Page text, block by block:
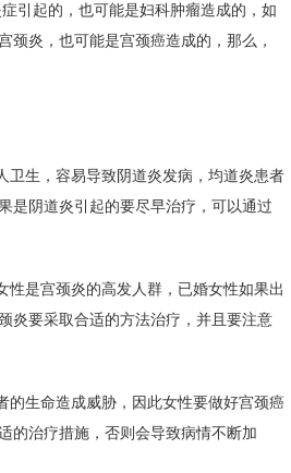
引起的，也可能是妇科肿瘤造成的，如
颈炎，也可能是宫颈癌造成的，那么，
卫生，容易导致阴道炎发病，均道炎患者
是阴道炎引起的要尽早治疗，可以通过
性是宫颈炎的高发人群，已婚女性如果出
炎要采取合适的方法治疗，并且要注意
的生命造成威胁，因此女性要做好宫颈癌
的治疗措施，否则会导致病情不断加